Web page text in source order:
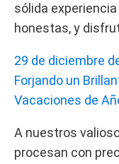
sólida
honestas, y
29 de diciembre
Forjando un
Vacaciones de
A nuestros
procesan con